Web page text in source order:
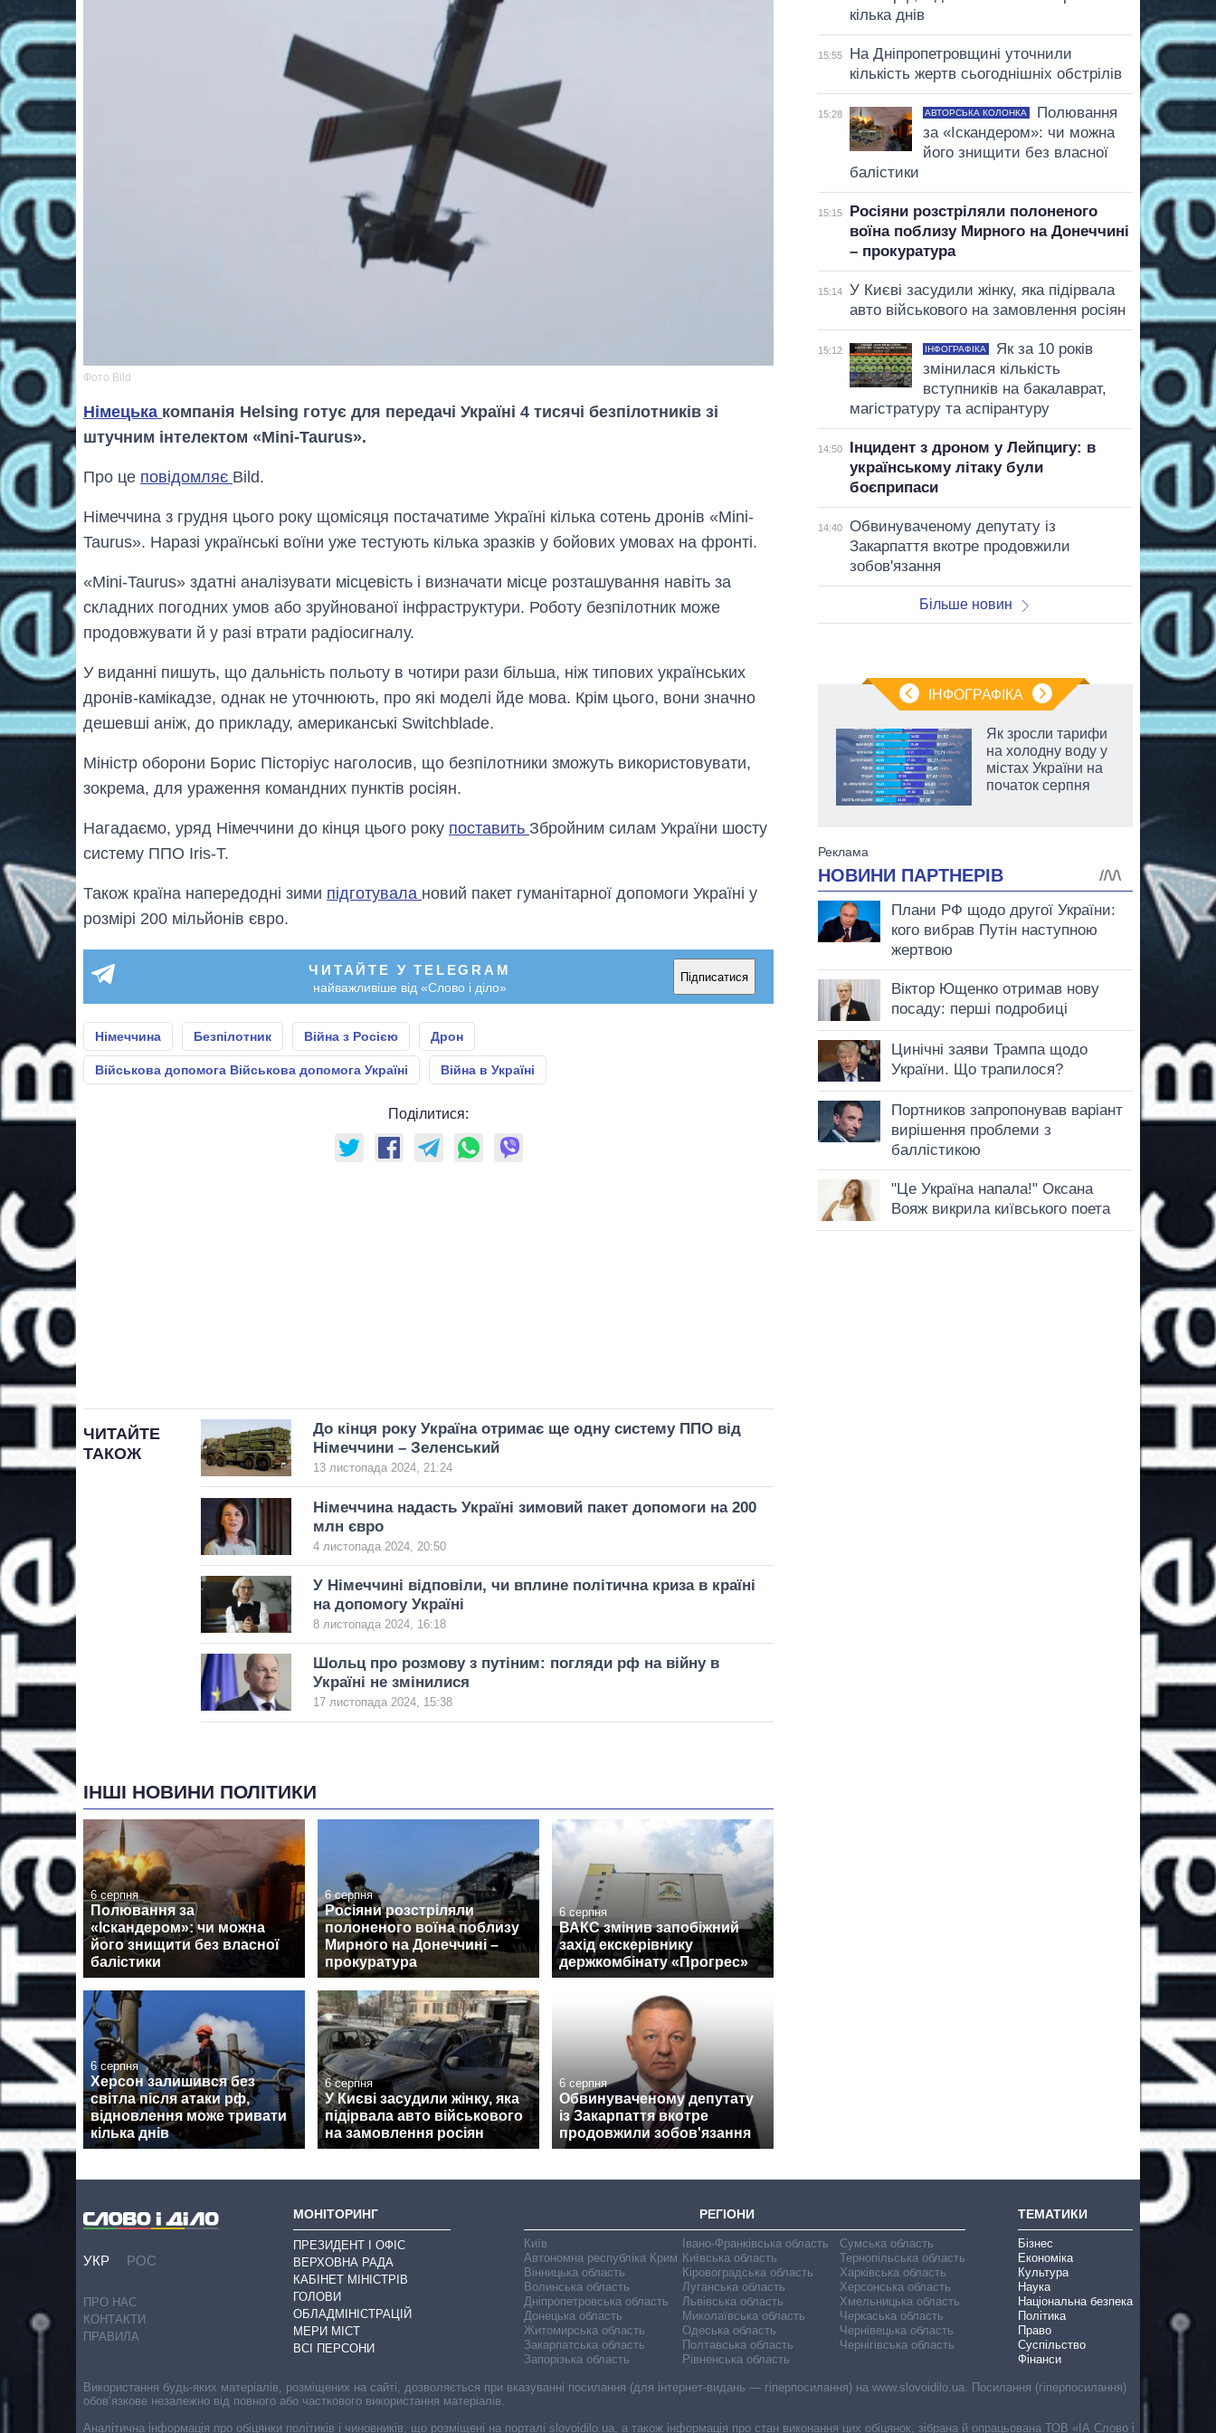
Фото Bild
Німецька компанія Helsing готує для передачі Україні 4 тисячі безпілотників зі
штучним інтелектом «Mini-Taurus».
Про це повідомляє Bild.
Німеччина з грудня цього року щомісяця постачатиме Україні кілька сотень дронів «Mini-
Taurus». Наразі українські воїни уже тестують кілька зразків у бойових умовах на фронті.
«Mini-Taurus» здатні аналізувати місцевість і визначати місце розташування навіть за
складних погодних умов або зруйнованої інфраструктури. Роботу безпілотник може
продовжувати й у разі втрати радіосигналу.
У виданні пишуть, що дальність польоту в чотири рази більша, ніж типових українських
дронів-камікадзе, однак не уточнюють, про які моделі йде мова. Крім цього, вони значно
дешевші аніж, до прикладу, американські Switchblade.
Міністр оборони Борис Пісторіус наголосив, що безпілотники зможуть використовувати,
зокрема, для ураження командних пунктів росіян.
Нагадаємо, уряд Німеччини до кінця цього року поставить Збройним силам України шосту
систему ППО Iris-T.
Також країна напередодні зими підготувала новий пакет гуманітарної допомоги Україні у
розмірі 200 мільйонів євро.
ЧИТАЙТЕ У TELEGRAM
найважливіше від «Слово і діло»
Підписатися
Німеччина Безпілотник Війна з Росією Дрон
Військова допомога Військова допомога Україні Війна в Україні
Поділитися:
ЧИТАЙТЕ
ТАКОЖ
До кінця року Україна отримає ще одну систему ППО від
Німеччини – Зеленський
13 листопада 2024, 21:24
Німеччина надасть Україні зимовий пакет допомоги на 200
млн євро
4 листопада 2024, 20:50
У Німеччині відповіли, чи вплине політична криза в країні
на допомогу Україні
8 листопада 2024, 16:18
Шольц про розмову з путіним: погляди рф на війну в
Україні не змінилися
17 листопада 2024, 15:38
ІНШІ НОВИНИ ПОЛІТИКИ
6 серпня
Полювання за
«Іскандером»: чи можна
його знищити без власної
балістики
6 серпня
Росіяни розстріляли
полоненого воїна поблизу
Мирного на Донеччині –
прокуратура
6 серпня
ВАКС змінив запобіжний
захід екскерівнику
держкомбінату «Прогрес»
6 серпня
Херсон залишився без
світла після атаки рф,
відновлення може тривати
кілька днів
6 серпня
У Києві засудили жінку, яка
підірвала авто військового
на замовлення росіян
6 серпня
Обвинуваченому депутату
із Закарпаття вкотре
продовжили зобов'язання
кілька днів
15:55
На Дніпропетровщині уточнили
кількість жертв сьогоднішніх обстрілів
15:28 АВТОРСЬКА КОЛОНКА
Полювання
за «Іскандером»: чи можна
його знищити без власної
балістики
15:15
Росіяни розстріляли полоненого
воїна поблизу Мирного на Донеччині
– прокуратура
15:14
У Києві засудили жінку, яка підірвала
авто військового на замовлення росіян
15:12 ІНФОГРАФІКА
Як за 10 років
змінилася кількість
вступників на бакалаврат,
магістратуру та аспірантуру
14:50
Інцидент з дроном у Лейпцигу: в
українському літаку були
боєприпаси
14:40
Обвинуваченому депутату із
Закарпаття вкотре продовжили
зобов'язання
Більше новин
ІНФОГРАФІКА
за літо: Київ та
Як зросли тарифи
на холодну воду у
містах України на
початок серпня
УКР РОС
ПРО НАС
КОНТАКТИ
ПРАВИЛА
МОНІТОРИНГ
ПРЕЗИДЕНТ І ОФІС
ВЕРХОВНА РАДА
КАБІНЕТ МІНІСТРІВ
ГОЛОВИ
ОБЛАДМІНІСТРАЦІЙ
МЕРИ МІСТ
ВСІ ПЕРСОНИ
РЕГІОНИ
Київ
Автономна республіка Крим
Вінницька область
Волинська область
Дніпропетровська область
Донецька область
Житомирська область
Закарпатська область
Запорізька область
Івано-Франківська область
Київська область
Кіровоградська область
Луганська область
Львівська область
Миколаївська область
Одеська область
Полтавська область
Рівненська область
Сумська область
Тернопільська область
Харківська область
Херсонська область
Хмельницька область
Черкаська область
Чернівецька область
Чернігівська область
ТЕМАТИКИ
Бізнес
Економіка
Культура
Наука
Національна безпека
Політика
Право
Суспільство
Фінанси
Використання будь-яких матеріалів, розміщених на сайті, дозволяється при вказуванні посилання (для інтернет-видань — гіперпосилання) на www.slovoidilo.ua. Посилання (гіперпосилання)
обов’язкове незалежно від повного або часткового використання матеріалів.
Аналітична інформація про обіцянки політиків і чиновників, що розміщені на порталі slovoidilo.ua, а також інформація про стан виконання цих обіцянок, зібрана й опрацьована ТОВ «ІА Слово і